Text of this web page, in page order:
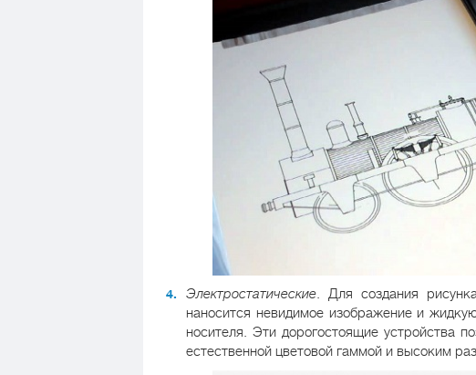
Электростатические . Для создания
наносится невидимое изображение и
носителя. Эти дорогостоящие устройства
естественной цветовой гаммой и высоким